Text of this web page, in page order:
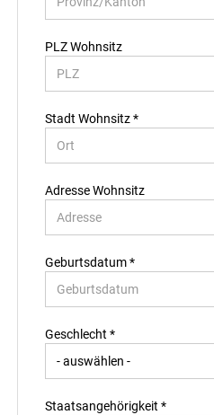
PLZ Wohnsitz
Stadt Wohnsitz *
Adresse Wohnsitz
Land Residenz *
Bundesland/Kanton Residenz *
Geburtsdatum *
Geschlecht *
Staatsangehörigkeit *